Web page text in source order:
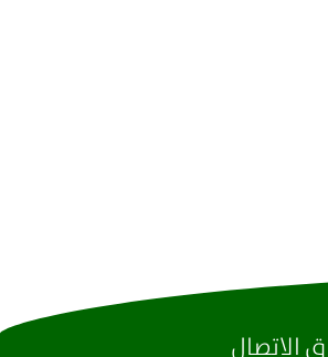
الاتصال